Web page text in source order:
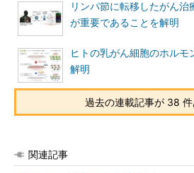
リンパ節に転移したがん治
が重要であることを解明
ヒトの乳がん細胞のホルモ
解明
過去の連載記事が 38
関連記事